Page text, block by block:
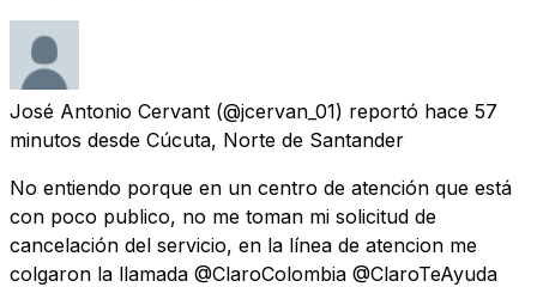
José Antonio Cervant (@jcervan_01) reportó hace 57
minutos desde Cúcuta, Norte de Santander
No entiendo porque en un centro de atención que está
con poco publico, no me toman mi solicitud de
cancelación del servicio, en la línea de atencion me
colgaron la llamada @ClaroColombia @ClaroTeAyuda